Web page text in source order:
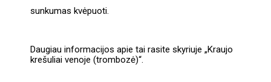
sunkumas kvėpuoti.
Daugiau informacijos apie tai rasite skyriuje „Kraujo
krešuliai venoje (trombozė)“.